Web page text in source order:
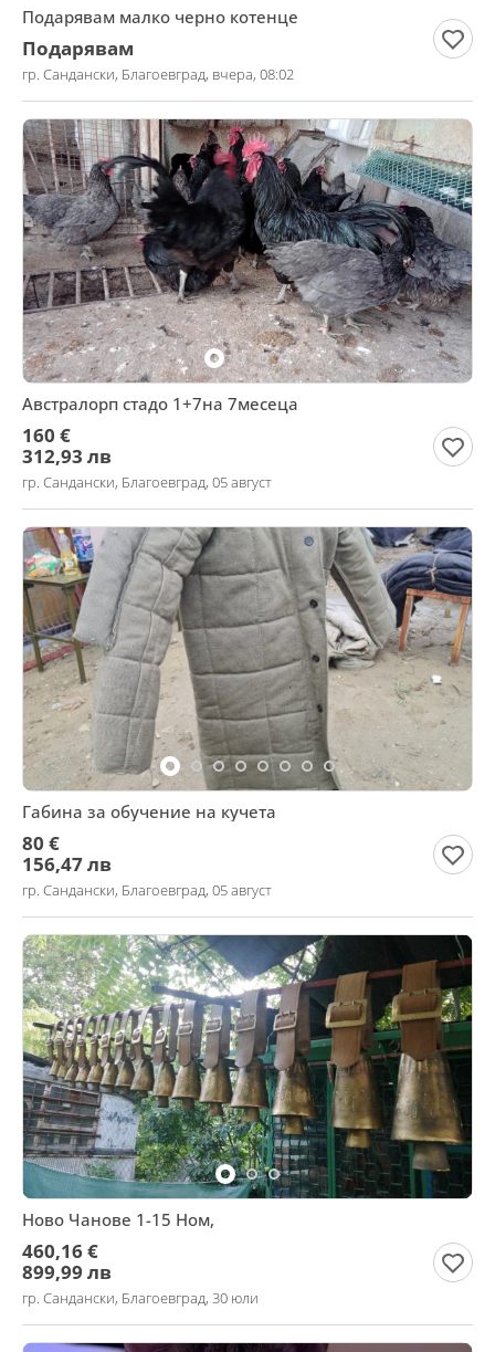
Подарявам малко черно котенце
Подарявам
гр. Сандански, Благоевград, вчера, 08:02
Австралорп стадо 1+7на 7месеца
160 €
312,93 лв
гр. Сандански, Благоевград, 05 август
Габина за обучение на кучета
80 €
156,47 лв
гр. Сандански, Благоевград, 05 август
Ново Чанове 1-15 Ном,
460,16 €
899,99 лв
гр. Сандански, Благоевград, 30 юли